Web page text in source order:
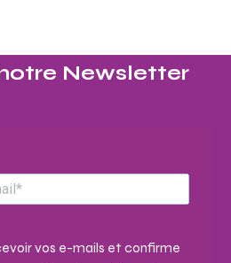
Newsletter​
vos e-mails et confirme